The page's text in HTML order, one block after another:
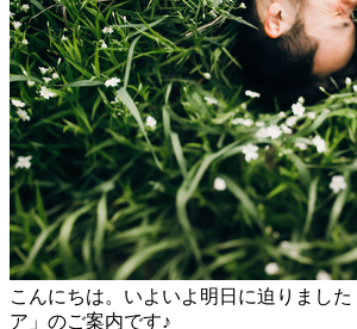
こんにちは。いよいよ明日に迫りまし
ア」のご案内です♪